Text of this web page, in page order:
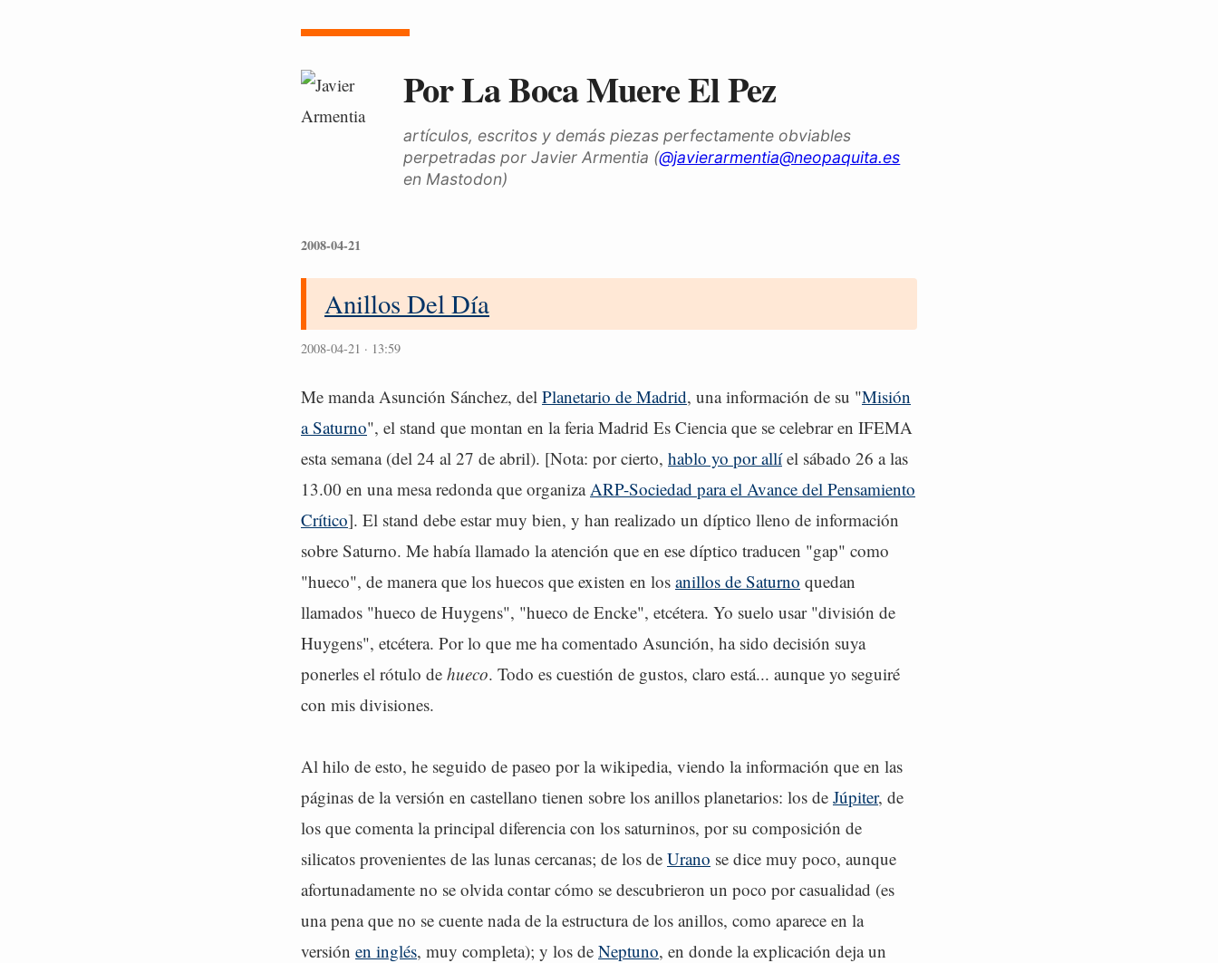
Por La Boca Muere El Pez
artículos, escritos y demás piezas perfectamente obviables
perpetradas por Javier Armentia (@javierarmentia@neopaquita.es
en Mastodon)
2008-04-21
Anillos Del Día
2008-04-21 · 13:59
Me manda Asunción Sánchez, del Planetario de Madrid, una información de su "Misión
a Saturno", el stand que montan en la feria Madrid Es Ciencia que se celebrar en IFEMA
esta semana (del 24 al 27 de abril). [Nota: por cierto, hablo yo por allíel sábado 26 a las
13.00 en una mesa redonda que organizaARP-Sociedad para el Avance del Pensamiento
Crítico]. El stand debe estar muy bien, y han realizado un díptico lleno de información
sobre Saturno. Me había llamado la atención que en ese díptico traducen "gap" como
"hueco", de manera que los huecos que existen en los anillos de Saturno quedan
llamados "hueco de Huygens", "hueco de Encke", etcétera. Yo suelo usar "división de
Huygens", etcétera. Por lo que me ha comentado Asunción, ha sido decisión suya
ponerles el rótulo de hueco. Todo es cuestión de gustos, claro está... aunque yo seguiré
con mis divisiones.
Al hilo de esto, he seguido de paseo por la wikipedia, viendo la información que en las
páginas de la versión en castellano tienen sobre los anillos planetarios: los de Júpiter, de
los que comenta la principal diferencia con los saturninos, por su composición de
silicatos provenientes de las lunas cercanas; de los de Urano se dice muy poco, aunque
afortunadamente no se olvida contar cómo se descubrieron un poco por casualidad (es
una pena que no se cuente nada de la estructura de los anillos, como aparece en la
versión en inglés, muy completa); y los de Neptuno, en donde la explicación deja un